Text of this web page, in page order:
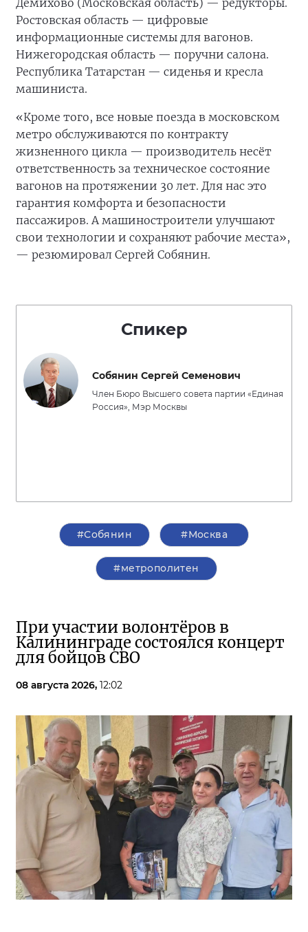
Демихово (Московская область) — редукторы.
Ростовская область — цифровые
информационные системы для вагонов.
Нижегородская область — поручни салона.
Республика Татарстан — сиденья и кресла
машиниста.
«Кроме того, все новые поезда в московском
метро обслуживаются по контракту
жизненного цикла — производитель несёт
ответственность за техническое состояние
вагонов на протяжении 30 лет. Для нас это
гарантия комфорта и безопасности
пассажиров. А машиностроители улучшают
свои технологии и сохраняют рабочие места»,
— резюмировал Сергей Собянин.
Спикер
Собянин Сергей Семенович
Член Бюро Высшего совета партии «Единая
Россия», Мэр Москвы
#Собянин #Москва
#метрополитен
При участии волонтёров в
Калининграде состоялся концерт
для бойцов СВО
08 августа 2026, 12:02